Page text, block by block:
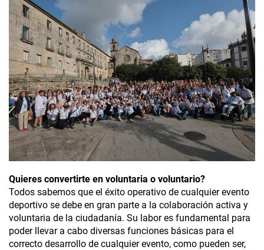
Quieres convertirte en voluntaria o voluntario?
Todos sabemos que el éxito operativo de cualquier evento
deportivo se debe en gran parte a la colaboración activa y
voluntaria de la ciudadanía. Su labor es fundamental para
poder llevar a cabo diversas funciones básicas para el
correcto desarrollo de cualquier evento, como pueden ser,